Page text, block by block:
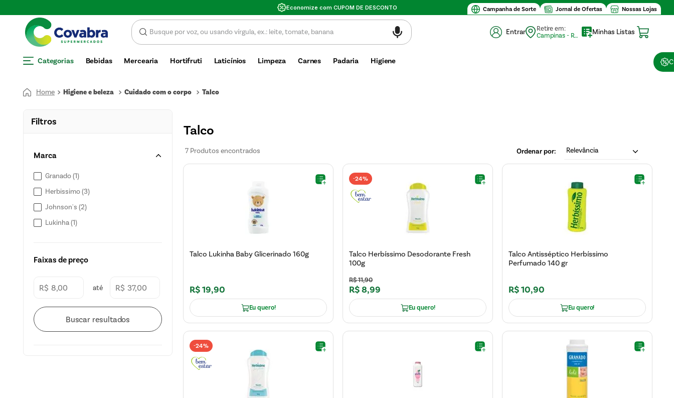
Campanha de Sorte Jornal de Ofertas Nossas Lojas
Valor mínimo de compra $30
Entrar
Retire em:
Campinas - Retirada (10)
Minhas Listas
Categorias Bebidas Mercearia Hortifruti Laticínios Limpeza Carnes Padaria Higiene
Higiene e beleza Cuidado com o corpo Talco
Filtros
Marca
Granado (1)
Herbissimo (3)
Johnson's (2)
Lukinha (1)
Faixas de preço
R$ R$
Talco
7 Produtos Relevância
Talco Lukinha Baby Glicerinado 160g
R$19,90
Eu quero!
-24%
Talco Herbíssimo Desodorante Fresh
100g
R$11,90
R$8,99
Eu quero!
Talco Antisséptico Herbíssimo
Perfumado 140 gr
R$10,90
Eu quero!
-24%